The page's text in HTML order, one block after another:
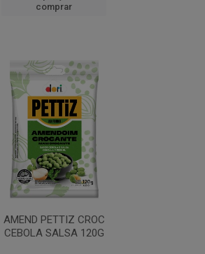
comprar
AMEND PETTIZ CROC
CEBOLA SALSA 120G